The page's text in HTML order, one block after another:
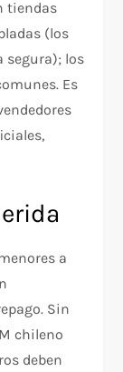
tiendas
(los
segura); los
Es
a
Sin
chileno
deben